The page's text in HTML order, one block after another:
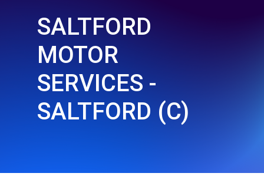
SALTFORD
MOTOR
SERVICES -
SALTFORD (C)